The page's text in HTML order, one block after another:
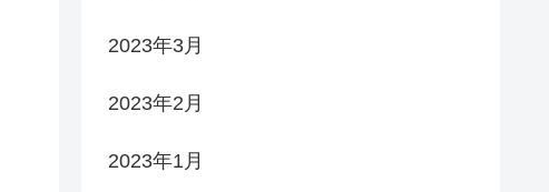
2023年3月
2023年2月
2023年1月